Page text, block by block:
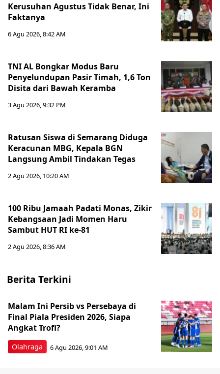
Kerusuhan Agustus Tidak Benar, Ini
Faktanya
6 Agu 2026, 8:42 AM
TNI AL Bongkar Modus Baru
Penyelundupan Pasir Timah, 1,6 Ton
Disita dari Bawah Keramba
3 Agu 2026, 9:32 PM
Ratusan Siswa di Semarang Diduga
Keracunan MBG, Kepala BGN
Langsung Ambil Tindakan Tegas
2 Agu 2026, 10:20 AM
100 Ribu Jamaah Padati Monas, Zikir
Kebangsaan Jadi Momen Haru
Sambut HUT RI ke-81
2 Agu 2026, 8:36 AM
Berita Terkini
Olahraga
Malam Ini Persib vs Persebaya di
Final Piala Presiden 2026, Siapa
Angkat Trofi?
6 Agu 2026, 9:01 AM